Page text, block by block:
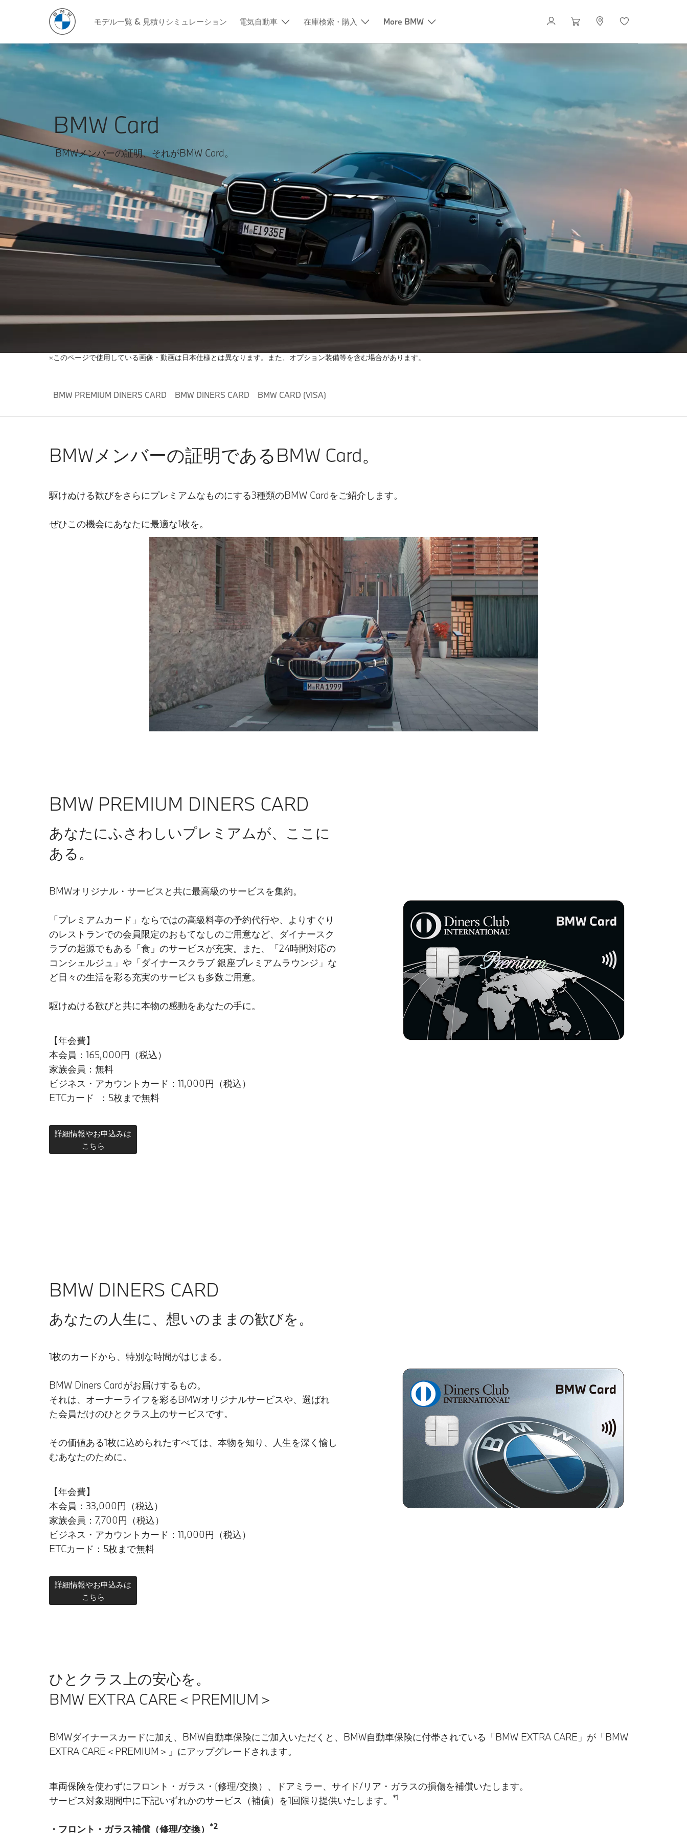
モデル一覧 & 見積りシミュレーション 電気自動車 在庫検索・購入 More BMW
BMW Card
BMWメンバーの証明、それがBMW Card。
※このページで使用している画像・動画は日本仕様とは異なります。また、オプション装備等を含む場合があります。
BMW PREMIUM DINERS CARD BMW DINERS CARD BMW CARD (VISA)
BMWメンバーの証明であるBMW Card。
駆けぬける歓びをさらにプレミアムなものにする3種類のBMW Cardをご紹介します。
ぜひこの機会にあなたに最適な1枚を。
BMW PREMIUM DINERS CARD
あなたにふさわしいプレミアムが、ここに
ある。
BMWオリジナル・サービスと共に最高級のサービスを集約。
「プレミアムカード」ならではの高級料亭の予約代行や、よりすぐり
のレストランでの会員限定のおもてなしのご用意など、ダイナースク
ラブの起源でもある「食」のサービスが充実。また、「24時間対応の
コンシェルジュ」や「ダイナースクラブ 銀座プレミアムラウンジ」な
ど日々の生活を彩る充実のサービスも多数ご用意。
駆けぬける歓びと共に本物の感動をあなたの手に。
【年会費】
本会員：165,000円（税込）
家族会員：無料
ビジネス・アカウントカード：11,000円（税込）
ETCカード ：5枚まで無料
詳細情報やお申込みは
こちら
BMW DINERS CARD
あなたの人生に、想いのままの歓びを。
1枚のカードから、特別な時間がはじまる。
BMW Diners Cardがお届けするもの。
それは、オーナーライフを彩るBMWオリジナルサービスや、選ばれ
た会員だけのひとクラス上のサービスです。
その価値ある1枚に込められたすべては、本物を知り、人生を深く愉し
むあなたのために。
【年会費】
本会員：33,000円（税込）
家族会員：7,700円（税込）
ビジネス・アカウントカード：11,000円（税込）
ETCカード：5枚まで無料
詳細情報やお申込みは
こちら
ひとクラス上の安心を。
BMW EXTRA CARE＜PREMIUM＞
BMWダイナースカードに加え、BMW自動車保険にご加入いただくと、BMW自動車保険に付帯されている「BMW EXTRA CARE」が「BMW
EXTRA CARE＜PREMIUM＞」にアップグレードされます。
車両保険を使わずにフロント・ガラス・(修理/交換）、ドアミラー、サイド/リア・ガラスの損傷を補償いたします。
サービス対象期間中に下記いずれかのサービス（補償）を1回限り提供いたします。
*1
・フロント・ガラス補償（修理/交換） *2